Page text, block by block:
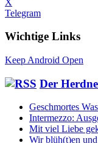
Telegram
Wichtige Links
Keep Android Open
Der
Geschmortes
Intermezzo:
Mit viel Liebe
Wir blüh(t)en